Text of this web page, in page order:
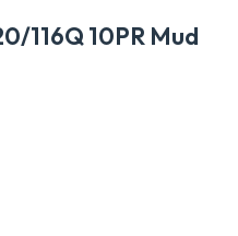
116Q 10PR Mud